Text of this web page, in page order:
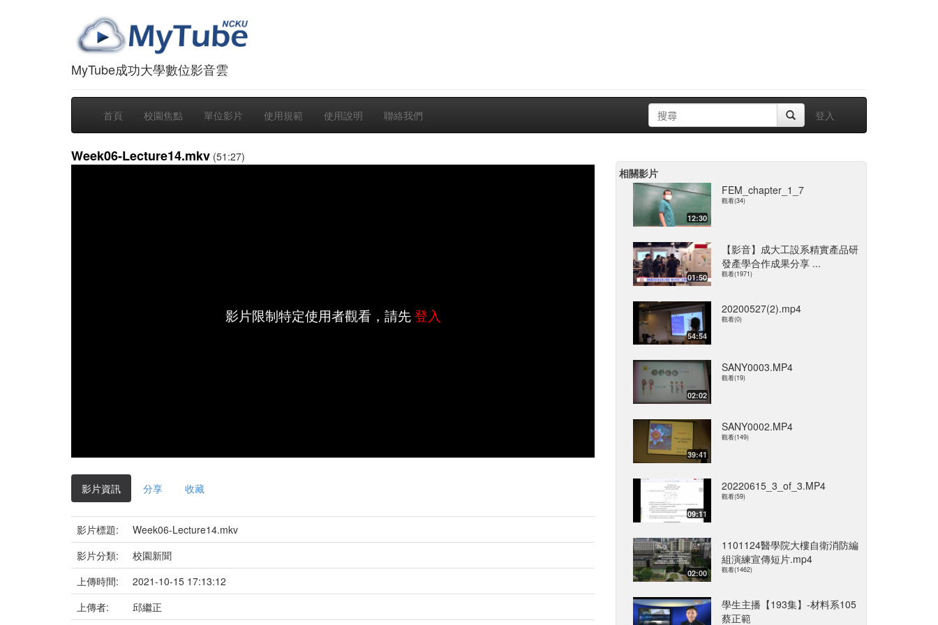
MyTube成功大學數位影音雲
首頁 校園焦點 單位影片 使用規範 使用說明 聯絡我們 登入
Week06-Lecture14.mkv (51:27)
影片限制特定使用者觀看，請先登入
影片資訊 分享 收藏
影片標題:
Week06-Lecture14.mkv
影片分類:
校園新聞
上傳時間:
2021-10-15 17:13:12
上傳者:
邱繼正
相關影片
12:30
FEM_chapter_1_7
觀看(34)
01:50
【影音】成大工設系精實產品研
發產學合作成果分享 ...
觀看(1971)
54:54
20200527(2).mp4
觀看(0)
02:02
SANY0003.MP4
觀看(19)
39:41
SANY0002.MP4
觀看(149)
09:11
20220615_3_of_3.MP4
觀看(59)
02:00
1101124醫學院大樓自衛消防編
組演練宣傳短片.mp4
觀看(1462)
學生主播【193集】-材料系105
蔡正範